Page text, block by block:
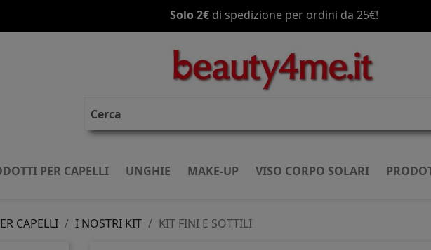
Solo 2€di spedizione per ordini da 25€!
PER CAPELLI UNGHIE MAKE-UP VISO CORPO SOLARI
CAPELLI I NOSTRI KIT KIT FINI E SOTTILI